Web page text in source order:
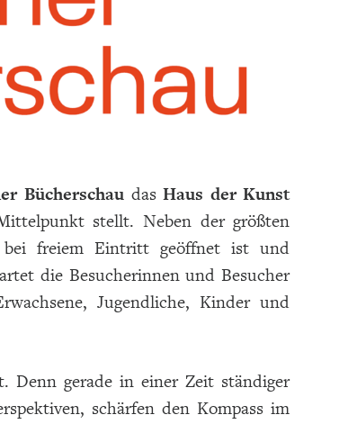
BücherschaudasHaus der Kunst
stellt. Neben der größten
bei freiem Eintritt geöffnet ist und
die Besucherinnen und Besucher
Jugendliche, Kinder und
gerade in einer Zeit ständiger
schärfen den Kompass im